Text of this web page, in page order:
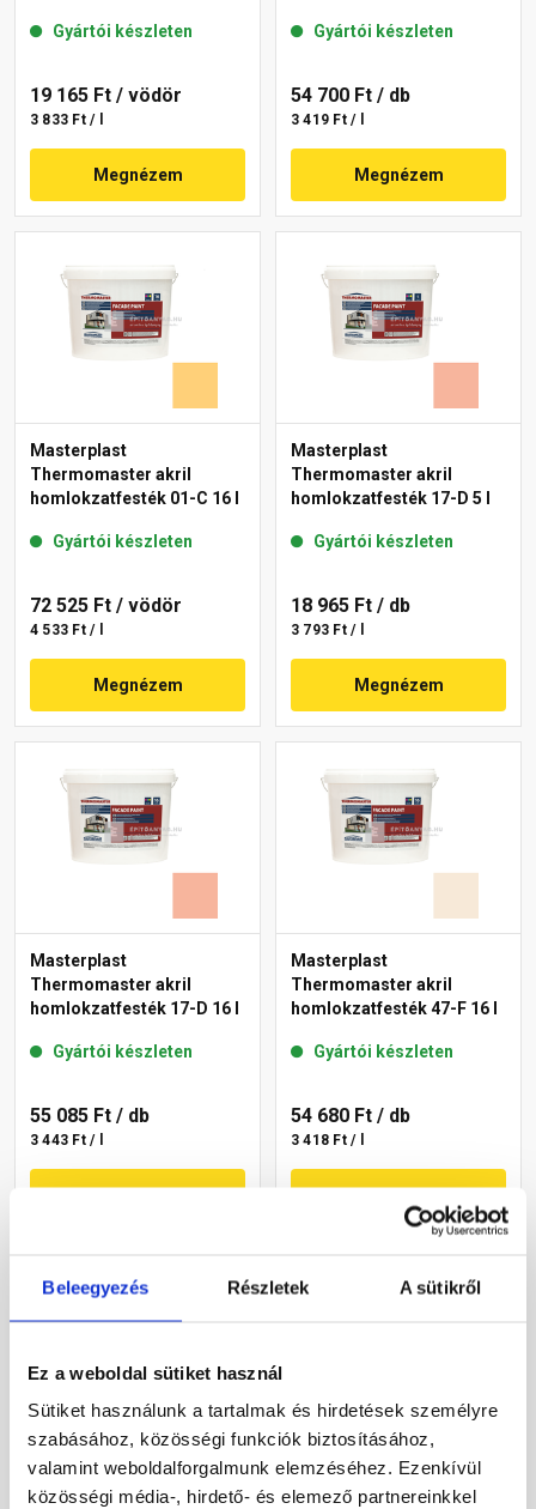
Beleegyezés Részletek A sütikről
Ez a weboldal sütiket használ
Sütiket használunk a tartalmak és hirdetések személyre
szabásához, közösségi funkciók biztosításához,
valamint weboldalforgalmunk elemzéséhez. Ezenkívül
közösségi média-, hirdető- és elemező partnereinkkel
Gyártói készleten
19 165 Ft / vödör
3 833 Ft / l
Megnézem
Gyártói készleten
54 700 Ft / db
3 419 Ft / l
Megnézem
Masterplast
Thermomaster akril
homlokzatfesték 01-C 16 l
Gyártói készleten
72 525 Ft / vödör
4 533 Ft / l
Megnézem
Masterplast
Thermomaster akril
homlokzatfesték 17-D 5 l
Gyártói készleten
18 965 Ft / db
3 793 Ft / l
Megnézem
Masterplast
Thermomaster akril
homlokzatfesték 17-D 16 l
Gyártói készleten
55 085 Ft / db
3 443 Ft / l
Masterplast
Thermomaster akril
homlokzatfesték 47-F 16 l
Gyártói készleten
54 680 Ft / db
3 418 Ft / l
Masterplast
Thermomaster akril
Masterplast
Thermomaster akril